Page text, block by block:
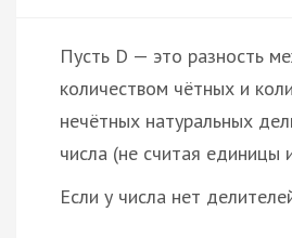
Пусть D — это разность
количеством чётных и
нечётных натуральных
числа (не считая единицы
Если у числа нет